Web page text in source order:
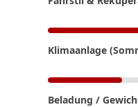
Klimaanlage
Beladung /